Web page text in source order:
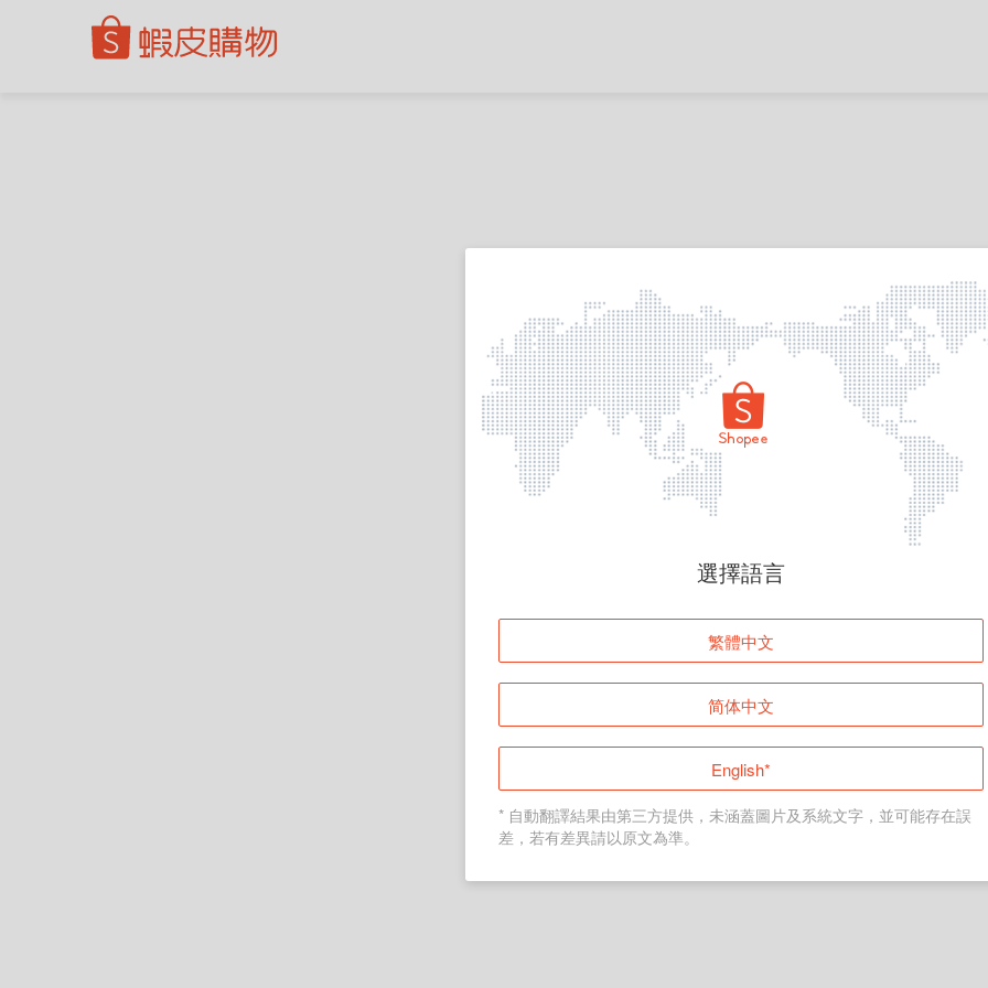
頁面無法顯示
登入
返回首頁
選擇語言
繁體中文
简体中文
English*
* 自動翻譯結果由第三方提供，未涵蓋圖片及系統文字，並可能存在誤
差，若有差異請以原文為準。